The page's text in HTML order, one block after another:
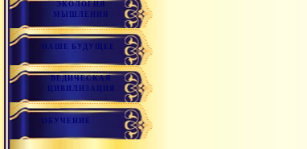
ЭКОЛОГИЯ
МЫШЛЕНИЯ
НАШЕ БУДУЩЕЕ
ВЕДИЧЕСКАЯ
ЦИВИЛИЗАЦИЯ
ОБУЧЕНИЕ